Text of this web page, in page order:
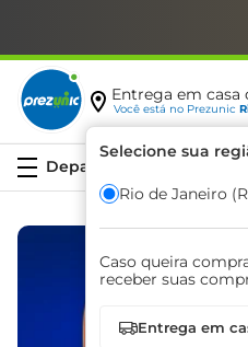
Entrega em casa
Você está no Prezunic
Selecione sua
Rio de Janeiro
Caso queira
receber suas
Entrega em